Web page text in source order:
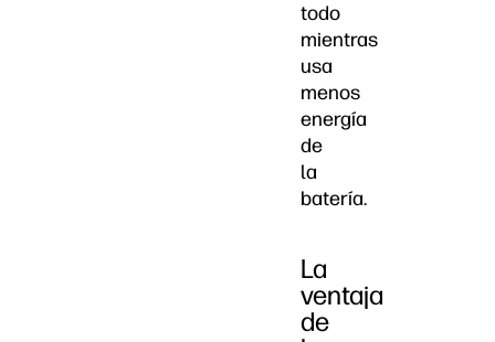
todo
mientras
usa
menos
energía
de
la
batería.
La
ventaja
de